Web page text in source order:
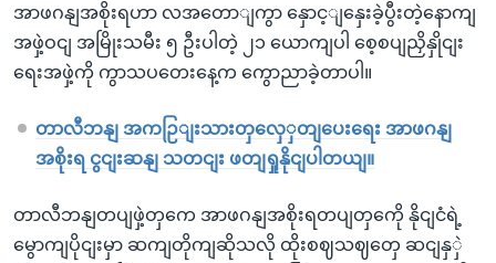
အာဖဂနျအစိုးရဟာ လအတောျကွာ နှောင့ျနှေးခဲ့ပွီးတဲ့နောကျ
အဖှဲ့ဝငျ အမြိုးသမီး ၅ ဦးပါတဲ့ ၂၁ ယောကျပါ စေ့စပျညှိနှိုငျး
ရေးအဖှဲ့ကို ကွာသပတေးနေ့က ကွောညာခဲ့တာပါ။
တာလီဘနျ အကဉြျးသားတှလှေှတျပေးရေး အာဖဂနျ
အစိုးရ ငွငျးဆနျ သတငျး ဖတျရှုနိုငျပါတယျ။
တာလီဘနျတပျဖှဲ့တှကေ အာဖဂနျအစိုးရတပျတှကေို နိုငျငံရဲ့
မွောကျပိုငျးမှာ ဆကျတိုကျဆိုသလို ထိုးစဈသဈတှေ ဆငျနှှဲ